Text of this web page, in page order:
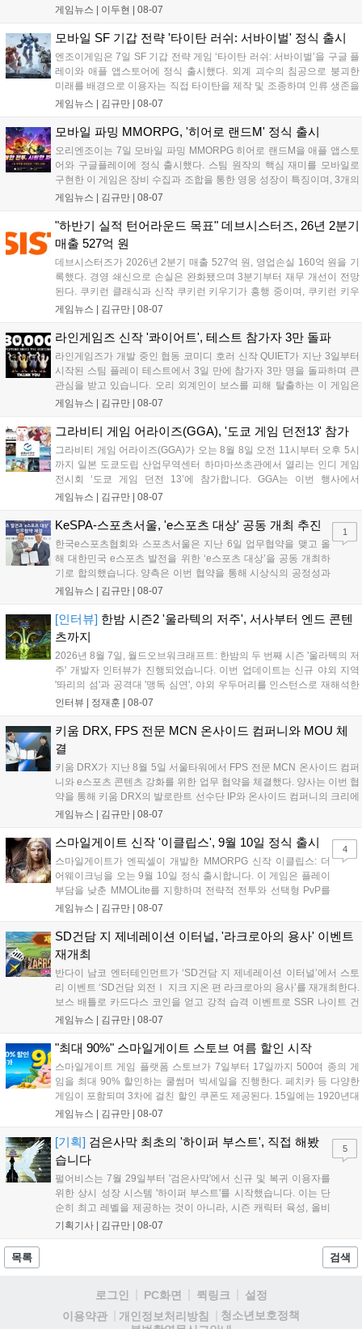
심 콘텐츠, 유료화 정책, 운영 방향을 공개했다. 캐릭터명 선점은
의 오만으로 균열이...
게임뉴스 | 이두현 08-07
모바일 SF 기갑 전략 '타이탄 러쉬: 서바이벌' 정식 출시
엔조이게임은 7일 SF 기갑 전략 게임 ‘타이탄 러쉬: 서바이벌’을 구글 플
레이와 애플 앱스토어에 정식 출시했다. 외계 괴수의 침공으로 붕괴한
미래를 배경으로 이용자는 직접 타이탄을 제작 및 조종하며 인류 생존을
위한 전투를 펼친다. 지휘관 모집, 피난처 운영, 연맹 협동 콘텐츠가 특징
지원 보상을 제공한다. 상세 내용은 공식 커뮤니티에서 확인 가능하다....
게임뉴스 | 김규만 08-07
모바일 파밍 MMORPG, '히어로 랜드M' 정식 출시
오리엔조이는 7일 모바일 파밍 MMORPG 히어로 랜드M을 애플 앱스토
어와 구글플레이에 정식 출시했다. 스팀 원작의 핵심 재미를 모바일로
구현한 이 게임은 장비 수집과 조합을 통한 영웅 성장이 특징이며, 3개의
무기 스킬을 활용한 전략적 전투와 길드전 등 다양한 콘텐츠를 제공한
혜택을 지급하며, 상세 내용은 공식 라운지에서 확인할 수 있다. 이용자
는 게임 접속 및 주요 콘텐츠 플레이를 통해 성장을 지원받을 수 있다....
게임뉴스 | 김규만 08-07
"하반기 실적 턴어라운드 목표" 데브시스터즈, 26년 2분기
매출 527억 원
데브시스터즈가 2026년 2분기 매출 527억 원, 영업손실 160억 원을 기
록했다. 경영 쇄신으로 손실은 완화됐으며 3분기부터 재무 개선이 전망
된다. 쿠키런 클래식과 신작 쿠키런 키우기가 흥행 중이며, 쿠키런 키우
기는 13일 첫 업데이트를 시작으로 2주 간격의 콘텐츠를 제공한다. 또한
이다. 회사는 비용 효율화와 신작 흥행을 통해 하반기 실적 턴어라운드
를 이끌 방침이다....
게임뉴스 | 김규만 08-07
라인게임즈 신작 '콰이어트', 테스트 참가자 3만 돌파
라인게임즈가 개발 중인 협동 코미디 호러 신작 QUIET가 지난 3일부터
시작된 스팀 플레이 테스트에서 3일 만에 참가자 3만 명을 돌파하며 큰
관심을 받고 있습니다. 오리 외계인이 보스를 피해 탈출하는 이 게임은
최대 4인 협동을 지원하며, 소음 관리와 물리 법칙을 활용한 전략적 플레
을 개선 중이며, 상세 정보는 스팀 페이지에서 확인 가능합니다....
게임뉴스 | 김규만 08-07
그라비티 게임 어라이즈(GGA), '도쿄 게임 던전13' 참가
그라비티 게임 어라이즈(GGA)가 오는 8월 8일 오전 11시부터 오후 5시
까지 일본 도쿄도립 산업무역센터 하마마쓰초관에서 열리는 인디 게임
전시회 ‘도쿄 게임 던전 13’에 참가합니다. GGA는 이번 행사에서
‘JALECO ARCADE COLLECTION’ 시리즈의 미공개 작품 12종을 최초
입니다. 시연 참여 관람객에게는 선착순으로 특별 굿즈를 증정하며, 인
디 게임 생태계 활성화와 신규 타이틀 반응 확인을 목표로 합니다....
게임뉴스 | 김규만 08-07
KeSPA-스포츠서울, 'e스포츠 대상' 공동 개최 추진
한국e스포츠협회와 스포츠서울은 지난 6일 업무협약을 맺고 올
해 대한민국 e스포츠 발전을 위한 ‘e스포츠 대상’을 공동 개최하
기로 합의했습니다. 양측은 이번 협약을 통해 시상식의 공정성과
전문성을 강화하고 MZ세대를 겨냥한 미디어 영향력을 확대해 e
김영만 회장은 10년 만에 재추진되는 이번 시상식이 e스포츠의
성과와 가치를 널리 알리는 권위 있는 행사가 되도록 노력하겠다
고 밝혔습니다....
게임뉴스 | 김규만 08-07
1
[인터뷰] 한밤 시즌2 '울라텍의 저주', 서사부터 엔드 콘텐
츠까지
2026년 8월 7일, 월드오브워크래프트: 한밤의 두 번째 시즌 '울라텍의 저
주' 개발자 인터뷰가 진행되었습니다. 이번 업데이트는 신규 야외 지역
'똬리의 섬'과 공격대 '맹독 심연', 야외 우두머리를 인스턴스로 재해석한
'소굴'을 포함합니다. 개발진은 하우징 시스템 개선 및 신화+ 던전 로테이
를 표했습니다....
인터뷰 | 정재훈 08-07
키움 DRX, FPS 전문 MCN 온사이드 컴퍼니와 MOU 체
결
키움 DRX가 지난 8월 5일 서울타워에서 FPS 전문 MCN 온사이드 컴퍼
니와 e스포츠 콘텐츠 강화를 위한 업무 협약을 체결했다. 양사는 이번 협
약을 통해 키움 DRX의 발로란트 선수단 IP와 온사이드 컴퍼니의 크리에
이터 네트워크를 결합하여 정규 및 특별 콘텐츠를 공동 기획한다. 또한
오프라인 연계 프로그램을 순차적으로 선보이며 e스포츠 생태계 확장에
나설 계획이다....
게임뉴스 | 김규만 08-07
스마일게이트 신작 '이클립스', 9월 10일 정식 출시
스마일게이트가 엔픽셀이 개발한 MMORPG 신작 이클립스: 더
어웨이크닝을 오는 9월 10일 정식 출시합니다. 이 게임은 플레이
부담을 낮춘 MMOLite를 지향하며 전략적 전투와 선택형 PvP를
특징으로 합니다. 현재 공식 홈페이지와 앱 마켓에서 사전등록을
니다. 또한 카카오톡 채널 추가 시 주차별 스페셜 쿠폰과 한정 스
킨, 경품 이벤트 등 풍성한 혜택을 마련해 이용자들의 기대를 모
으고 있습니다....
게임뉴스 | 김규만 08-07
4
SD건담 지 제네레이션 이터널, '라크로아의 용사' 이벤트
재개최
반다이 남코 엔터테인먼트가 ‘SD건담 지 제네레이션 이터널’에서 스토
리 이벤트 ‘SD건담 외전Ⅰ 지크 지온 편 라크로아의 용사’를 재개최한다.
보스 배틀로 카드다스 코인을 얻고 강적 습격 이벤트로 SSR 나이트 건
담을 획득할 수 있다. 로그인 보너스로 최대 다이아 3,000개를 지급하며,
원 증정한다. 또한 9월 30일까지 공식 유튜브에서 특별 프로그램을 시청
할 수 있다....
게임뉴스 | 김규만 08-07
"최대 90%" 스마일게이트 스토브 여름 할인 시작
스마일게이트 게임 플랫폼 스토브가 7일부터 17일까지 500여 종의 게
임을 최대 90% 할인하는 쿨썸머 빅세일을 진행한다. 페치카 등 다양한
게임이 포함되며 3차에 걸친 할인 쿠폰도 제공된다. 15일에는 1920년대
경성 배경의 신작 그날의 신문이 출시되며, 15일부터 17일까지는 국내
은 공식 페이지에서 확인 가능하다....
게임뉴스 | 김규만 08-07
[기획] 검은사막 최초의 '하이퍼 부스트', 직접 해봤
습니다
펄어비스는 7월 29일부터 '검은사막'에서 신규 및 복귀 이용자를
위한 상시 성장 시스템 '하이퍼 부스트'를 시작했습니다. 이는 단
순히 최고 레벨을 제공하는 것이 아니라, 시즌 캐릭터 육성, 올비
아 아카데미 수료, 아침의 나라 설화 진행 등 4단계 과정을 통해
용자는 과제를 완수하며 동(V) 투발라 장비와 검은별 무기, 카라
기획기사 | 김규만 08-07
5
목록 검색
로그인 PC화면 퀵링크
설정
이용약관
개인정보처리방침
청소년보호정책